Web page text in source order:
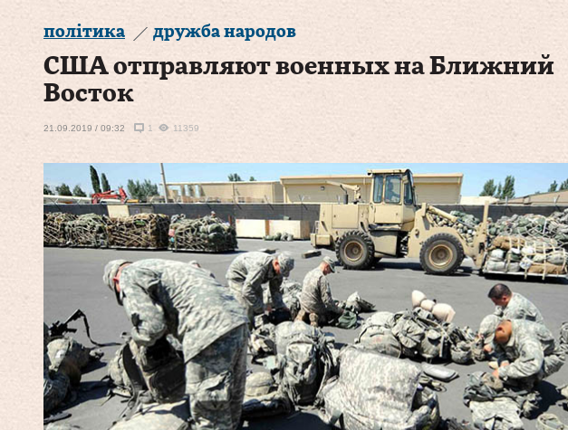
політика дружба народов
США отправляют военных на Ближний
Восток
21.09.2019 / 09:32 1 11359